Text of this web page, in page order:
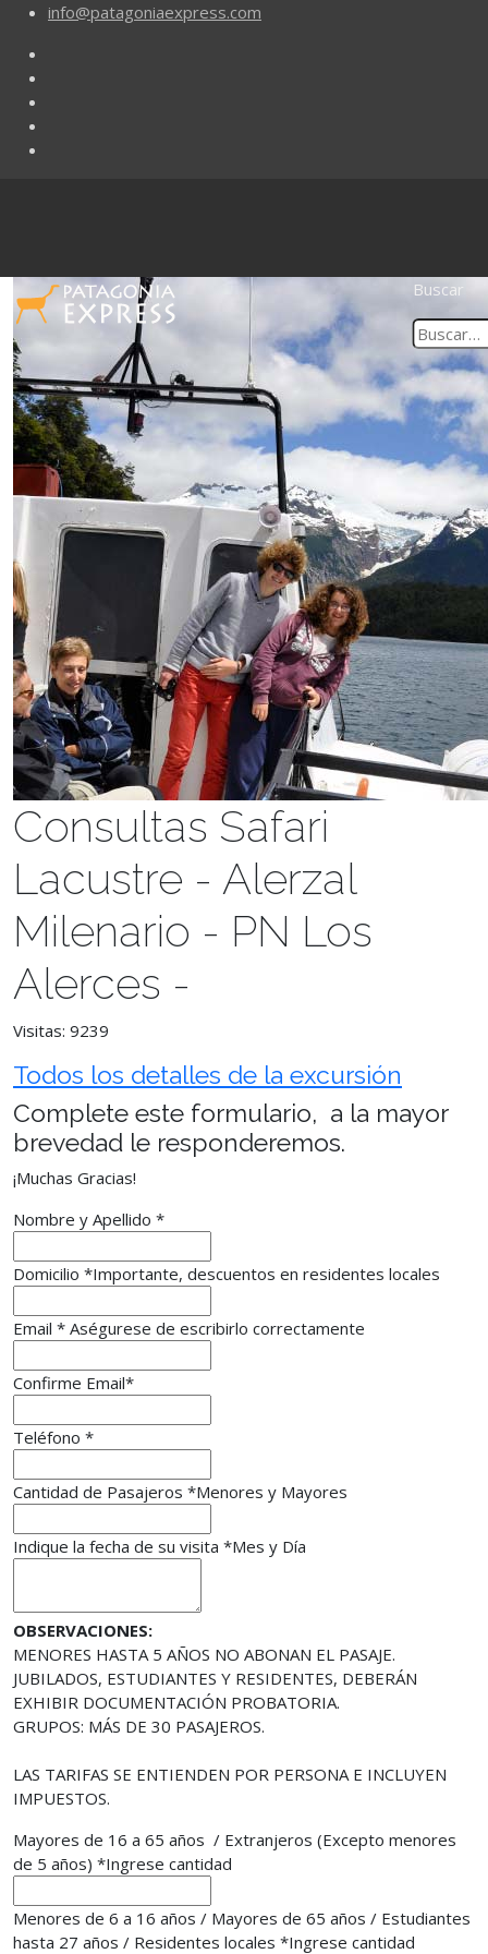
info@patagoniaexpress.com
Buscar
Consultas Safari
Lacustre - Alerzal
Milenario - PN Los
Alerces -
Visitas: 9239
Todos los detalles de la excursión
Complete este formulario, a la mayor
brevedad le responderemos.
¡Muchas Gracias!
Nombre y Apellido *
Domicilio *Importante, descuentos en residentes locales
Email * Aségurese de escribirlo correctamente
Confirme Email*
Teléfono *
Cantidad de Pasajeros *Menores y Mayores
Indique la fecha de su visita *Mes y Día
OBSERVACIONES:
MENORES HASTA 5 AÑOS NO ABONAN EL PASAJE.
JUBILADOS, ESTUDIANTES Y RESIDENTES, DEBERÁN
EXHIBIR DOCUMENTACIÓN PROBATORIA.
GRUPOS: MÁS DE 30 PASAJEROS.
LAS TARIFAS SE ENTIENDEN POR PERSONA E INCLUYEN
IMPUESTOS.
Mayores de 16 a 65 años / Extranjeros (Excepto menores
de 5 años) *Ingrese cantidad
Menores de 6 a 16 años / Mayores de 65 años / Estudiantes
hasta 27 años / Residentes locales *Ingrese cantidad